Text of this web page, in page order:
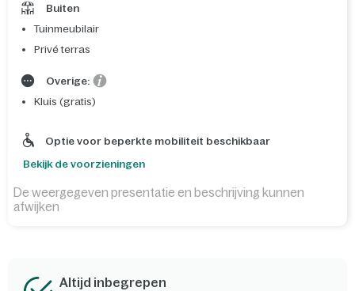
Buiten
Tuinmeubilair
Privé terras
Overige:
Kluis (gratis)
Optie voor beperkte mobiliteit beschikbaar
Bekijk de voorzieningen
De weergegeven presentatie en beschrijving kunnen
afwijken
Altijd inbegrepen